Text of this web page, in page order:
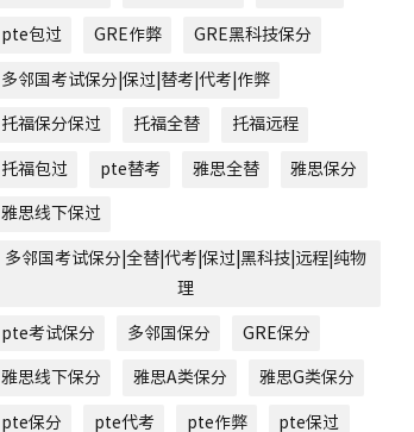
pte包过 GRE作弊 GRE黑科技保分
多邻国考试保分|保过|替考|代考|作弊
托福保分保过 托福全替 托福远程
托福包过 pte替考 雅思全替 雅思保分
雅思线下保过
多邻国考试保分|全替|代考|保过|黑科技|远程|纯物
理
pte考试保分 多邻国保分 GRE保分
雅思线下保分 雅思A类保分 雅思G类保分
pte保分 pte代考 pte作弊 pte保过